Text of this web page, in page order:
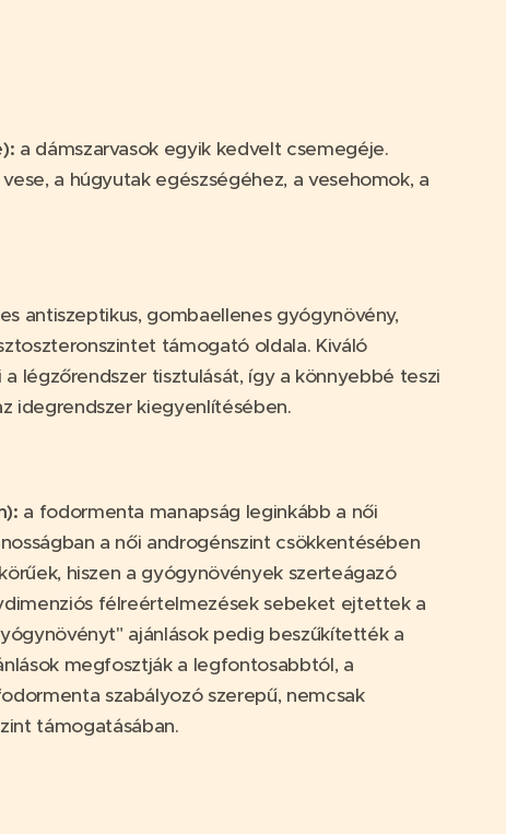
a dámszarvasok egyik kedvelt csemegéje.
a húgyutak egészségéhez, a vesehomok, a
antiszeptikus, gombaellenes gyógynövény,
támogató oldala. Kiváló
légzőrendszer tisztulását, így a könnyebbé teszi
idegrendszer kiegyenlítésében.
a fodormenta manapság leginkább a női
a női androgénszint csökkentésében
hiszen a gyógynövények szerteágazó
félreértelmezések sebeket ejtettek a
ajánlások pedig beszűkítették a
megfosztják a legfontosabbtól, a
szabályozó szerepű, nemcsak
támogatásában.